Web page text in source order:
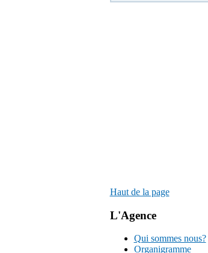
Haut de la page
L'Agence
Qui sommes nous?
Organigramme